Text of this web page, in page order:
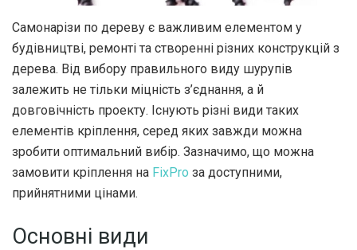
Самонарізи по дереву є важливим елементом у
будівництві, ремонті та створенні різних конструкцій з
дерева. Від вибору правильного виду шурупів
залежить не тільки міцність з’єднання, а й
довговічність проекту. Існують різні види таких
елементів кріплення, серед яких завжди можна
зробити оптимальний вибір. Зазначимо, що можна
замовити кріплення на FixPro за доступними,
прийнятними цінами.
Основні види